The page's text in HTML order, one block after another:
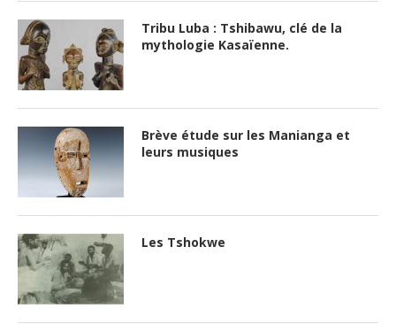
Tribu Luba : Tshibawu, clé de la
mythologie Kasaïenne.
Brève étude sur les Manianga et
leurs musiques
Les Tshokwe